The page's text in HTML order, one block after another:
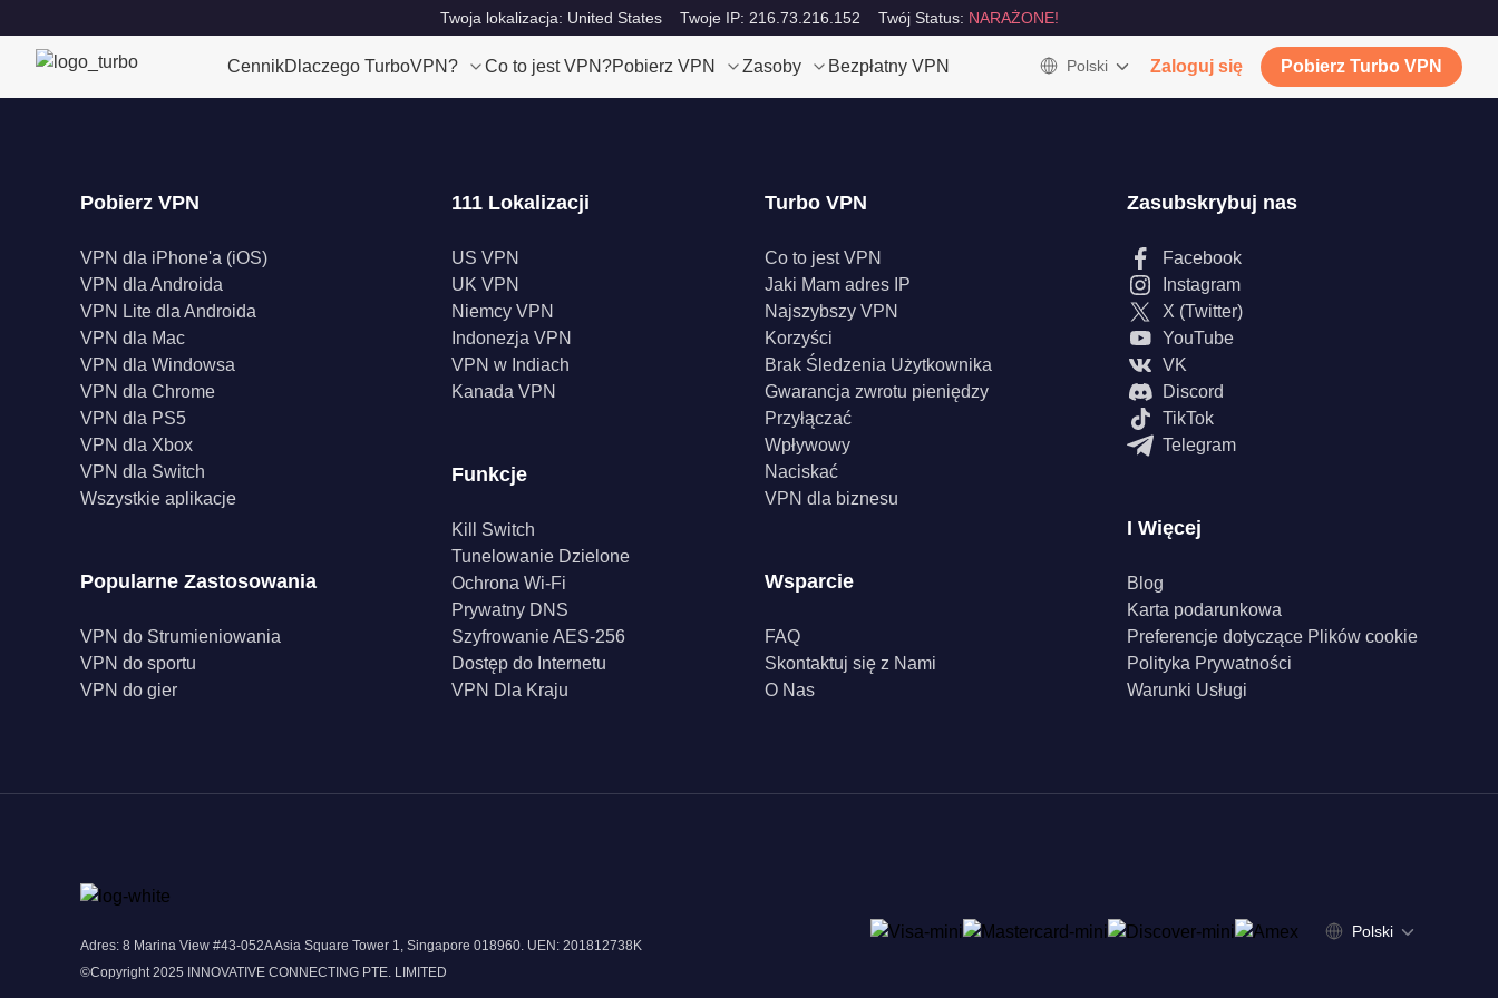
Twoja lokalizacja: United States Twoje IP: 216.73.216.152 Twój Status: NARAŻONE!
CennikDlaczego TurboVPN? Co to jest VPN?Pobierz VPN Zasoby Bezpłatny VPN Polski Zaloguj się Pobierz Turbo VPN
Pobierz VPN
VPN dla iPhone'a (iOS)
VPN dla Androida
VPN Lite dla Androida
VPN dla Mac
VPN dla Windowsa
VPN dla Chrome
VPN dla PS5
VPN dla Xbox
VPN dla Switch
Wszystkie aplikacje
Popularne Zastosowania
VPN do Strumieniowania
VPN do sportu
VPN do gier
111 Lokalizacji
US VPN
UK VPN
Niemcy VPN
Indonezja VPN
VPN w Indiach
Kanada VPN
Funkcje
Kill Switch
Tunelowanie Dzielone
Ochrona Wi-Fi
Prywatny DNS
Szyfrowanie AES-256
Dostęp do Internetu
VPN Dla Kraju
Turbo VPN
Co to jest VPN
Jaki Mam adres IP
Najszybszy VPN
Korzyści
Brak Śledzenia Użytkownika
Gwarancja zwrotu pieniędzy
Przyłączać
Wpływowy
Naciskać
VPN dla biznesu
Wsparcie
FAQ
Skontaktuj się z Nami
O Nas
Zasubskrybuj nas
Facebook
Instagram
X (Twitter)
YouTube
VK
Discord
TikTok
Telegram
I Więcej
Blog
Karta podarunkowa
Preferencje dotyczące Plików cookie
Polityka Prywatności
Warunki Usługi
Adres: 8 Marina View #43-052A Asia Square Tower 1, Singapore 018960. UEN: 201812738K
©Copyright 2025 INNOVATIVE CONNECTING PTE. LIMITED
Polski